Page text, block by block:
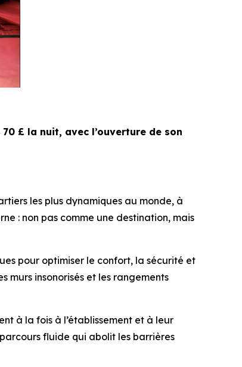
£ la nuit, avec l’ouverture de son
les plus dynamiques au monde, à
: non pas comme une destination, mais
pour optimiser le confort, la sécurité et
murs insonorisés et les rangements
à la fois à l’établissement et à leur
fluide qui abolit les barrières